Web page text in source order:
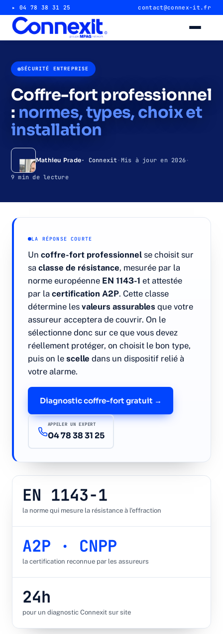
▸ 04 78 38 31 25 contact@connex-it.fr
Alarme entrepôt & industrie
Télésurveillance 24/7
Vidéosurveillance
Contrôle d'accès
Contrôle par badge
Contrôle biométrique
Interphonie & vidéoportier
Qui sommes-nous
Études de cas
Devis gratuit →
SÉCURITÉ ENTREPRISE
Coffre-fort professionnel
: normes, types, choix et
installation
Mathieu Prade· Connexit·Mis à jour en 2026·
9 min de lecture
LA RÉPONSE COURTE
Un coffre-fort professionnel se choisit sur
sa classe de résistance, mesurée par la
norme européenne EN 1143-1 et attestée
par la certification A2P. Cette classe
détermine les valeurs assurables que votre
assureur acceptera de couvrir. On le
sélectionne donc sur ce que vous devez
réellement protéger, on choisit le bon type,
puis on le scelle dans un dispositif relié à
votre alarme.
Diagnostic coffre-fort gratuit →
APPELER UN EXPERT
04 78 38 31 25
EN 1143-1
la norme qui mesure la résistance à l'effraction
A2P · CNPP
la certification reconnue par les assureurs
24h
pour un diagnostic Connexit sur site